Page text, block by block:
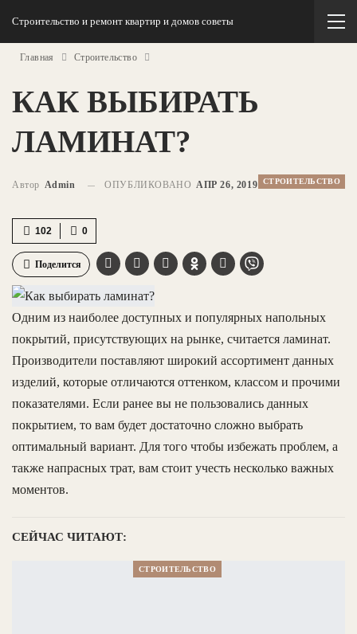
Строительство и ремонт квартир и домов советы
Главная Строительство
КАК ВЫБИРАТЬ
ЛАМИНАТ?
СТРОИТЕЛЬСТВО
Автор Admin ОПУБЛИКОВАНО АПР 26, 2019
0
102
Поделится
Одним из наиболее доступных и популярных напольных
покрытий, присутствующих на рынке, считается ламинат.
Производители поставляют широкий ассортимент данных
изделий, которые отличаются оттенком, классом и прочими
показателями. Если ранее вы не пользовались данных
покрытием, то вам будет достаточно сложно выбрать
оптимальный вариант. Для того чтобы избежать проблем, а
также напрасных трат, вам стоит учесть несколько важных
моментов.
СЕЙЧАС ЧИТАЮТ:
СТРОИТЕЛЬСТВО